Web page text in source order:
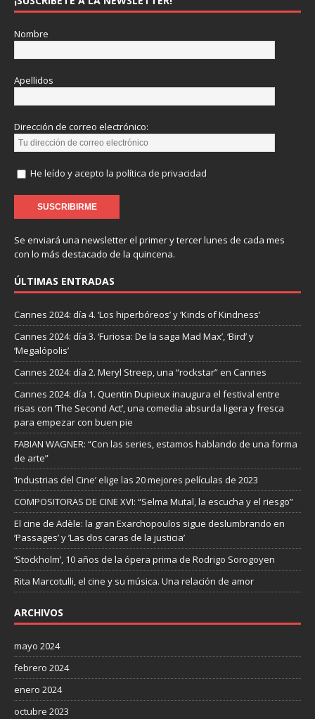
Nombre
Apellidos
Dirección de correo electrónico:
He leído y acepto la política de privacidad
Se enviará una newsletter el primer y tercer lunes de cada mes
con lo más destacado de la quincena.
ÚLTIMAS ENTRADAS
Cannes 2024: día 4. ‘Los hiperbóreos’ y ‘Kinds of Kindness’
Cannes 2024: día 3. ‘Furiosa: De la saga Mad Max’, ‘Bird’ y
‘Megalópolis’
Cannes 2024: día 2. Meryl Streep, una “rockstar” en Cannes
Cannes 2024: día 1. Quentin Dupieux inaugura el festival entre
risas con ‘The Second Act’, una comedia absurda ligera y fresca
para empezar con buen pie
FABIAN WAGNER: “Con las series, estamos hablando de una forma
de arte”
‘Industrias del Cine’ elige las 20 mejores películas de 2023
COMPOSITORAS DE CINE XVI: “Selma Mutal, la escucha y el riesgo”
El cine de Adèle: la gran Exarchopoulos sigue deslumbrando en
’Passages’ y ’Las dos caras de la justicia’
‘Stockholm’, 10 años de la ópera prima de Rodrigo Sorogoyen
Rita Marcotulli, el cine y su música. Una relación de amor
ARCHIVOS
mayo 2024
febrero 2024
enero 2024
octubre 2023